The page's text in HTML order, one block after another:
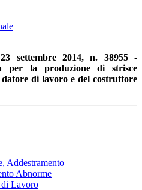
settembre 2014, n. 38955 -
per la produzione di strisce
di lavoro e del costruttore
Addestramento
Abnorme
di Lavoro